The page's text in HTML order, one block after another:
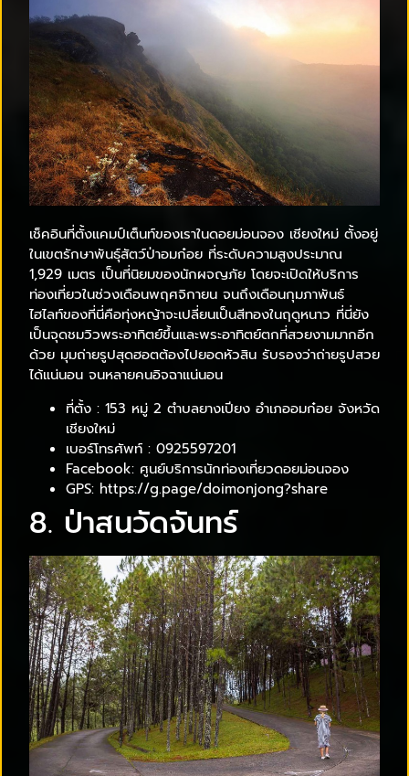
เช็คอินที่ตั้งแคมป์เต็นท์ของเราในดอยม่อนจอง เชียงใหม่ ตั้งอยู่
ในเขตรักษาพันธุ์สัตว์ป่าอมก๋อย ที่ระดับความสูงประมาณ
1,929 เมตร เป็นที่นิยมของนักผจญภัย โดยจะเปิดให้บริการ
ท่องเที่ยวในช่วงเดือนพฤศจิกายน จนถึงเดือนกุมภาพันธ์
ไฮไลท์ของที่นี่คือทุ่งหญ้าจะเปลี่ยนเป็นสีทองในฤดูหนาว ที่นี่ยัง
เป็นจุดชมวิวพระอาทิตย์ขึ้นและพระอาทิตย์ตกที่สวยงามมากอีก
ด้วย มุมถ่ายรูปสุดฮอตต้องไปยอดหัวสิน รับรองว่าถ่ายรูปสวย
ได้แน่นอน จนหลายคนอิจฉาแน่นอน
ที่ตั้ง : 153 หมู่ 2 ตำบลยางเปียง อำเภออมก๋อย จังหวัด
เชียงใหม่
เบอร์โทรศัพท์ : 0925597201
Facebook: ศูนย์บริการนักท่องเที่ยวดอยม่อนจอง
GPS: https://g.page/doimonjong?share
8. ป่าสนวัดจันทร์